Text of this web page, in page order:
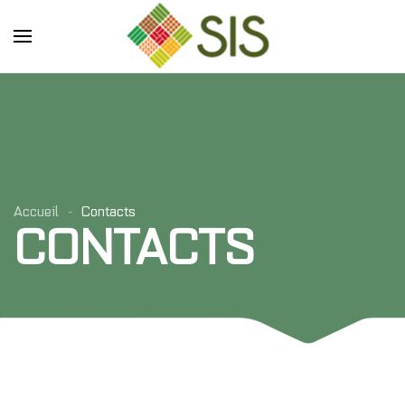
Skip to main content
Accueil Contacts
CONTACTS